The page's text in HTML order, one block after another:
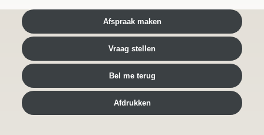
Afspraak maken
Vraag stellen
Bel me terug
Afdrukken